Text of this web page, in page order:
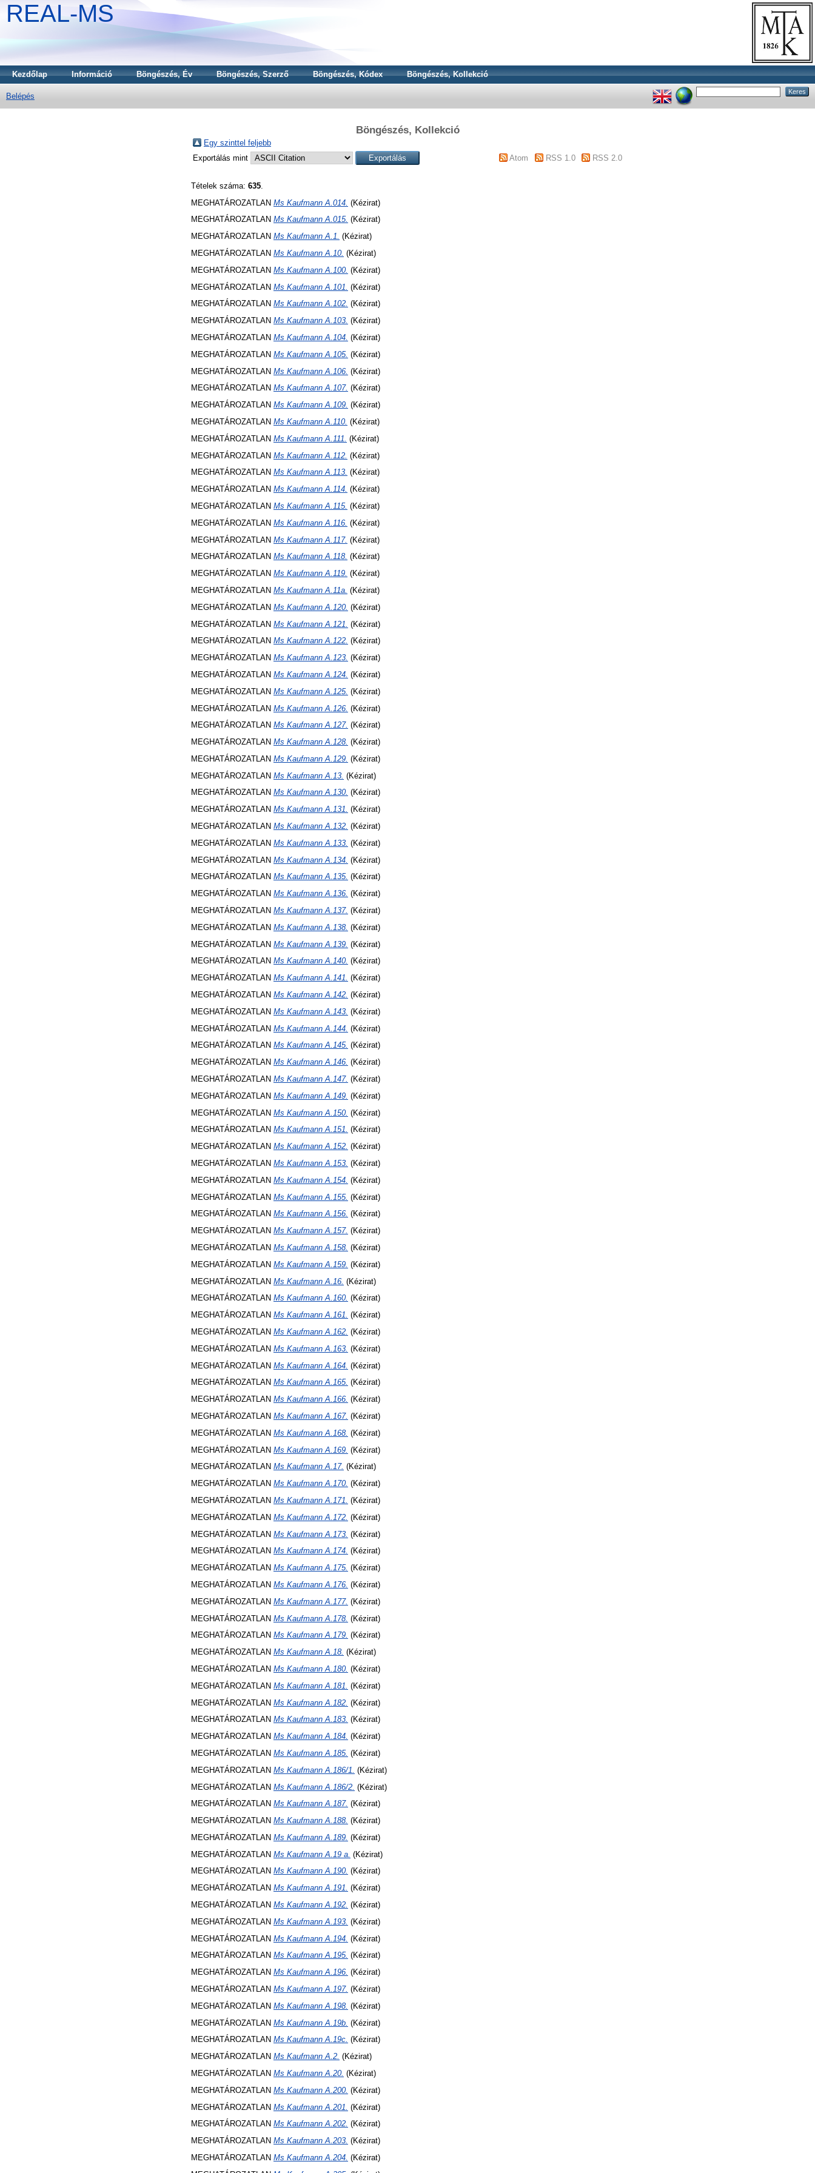
REAL-MS
Kezdőlap Információ Böngészés, Év Böngészés, Szerző Böngészés, Kódex Böngészés, Kollekció
Belépés
Böngészés, Kollekció
Egy szinttel feljebb
Exportálás mint
Atom RSS 1.0 RSS 2.0
Tételek száma: 635
MEGHATÁROZATLAN Ms Kaufmann A.014. (Kézirat)
MEGHATÁROZATLAN Ms Kaufmann A.015. (Kézirat)
MEGHATÁROZATLAN Ms Kaufmann A.1. (Kézirat)
MEGHATÁROZATLAN Ms Kaufmann A.10. (Kézirat)
MEGHATÁROZATLAN Ms Kaufmann A.100. (Kézirat)
MEGHATÁROZATLAN Ms Kaufmann A.101. (Kézirat)
MEGHATÁROZATLAN Ms Kaufmann A.102. (Kézirat)
MEGHATÁROZATLAN Ms Kaufmann A.103. (Kézirat)
MEGHATÁROZATLAN Ms Kaufmann A.104. (Kézirat)
MEGHATÁROZATLAN Ms Kaufmann A.105. (Kézirat)
MEGHATÁROZATLAN Ms Kaufmann A.106. (Kézirat)
MEGHATÁROZATLAN Ms Kaufmann A.107. (Kézirat)
MEGHATÁROZATLAN Ms Kaufmann A.109. (Kézirat)
MEGHATÁROZATLAN Ms Kaufmann A.110. (Kézirat)
MEGHATÁROZATLAN Ms Kaufmann A.111. (Kézirat)
MEGHATÁROZATLAN Ms Kaufmann A.112. (Kézirat)
MEGHATÁROZATLAN Ms Kaufmann A.113. (Kézirat)
MEGHATÁROZATLAN Ms Kaufmann A.114. (Kézirat)
MEGHATÁROZATLAN Ms Kaufmann A.115. (Kézirat)
MEGHATÁROZATLAN Ms Kaufmann A.116. (Kézirat)
MEGHATÁROZATLAN Ms Kaufmann A.117. (Kézirat)
MEGHATÁROZATLAN Ms Kaufmann A.118. (Kézirat)
MEGHATÁROZATLAN Ms Kaufmann A.119. (Kézirat)
MEGHATÁROZATLAN Ms Kaufmann A.11a. (Kézirat)
MEGHATÁROZATLAN Ms Kaufmann A.120. (Kézirat)
MEGHATÁROZATLAN Ms Kaufmann A.121. (Kézirat)
MEGHATÁROZATLAN Ms Kaufmann A.122. (Kézirat)
MEGHATÁROZATLAN Ms Kaufmann A.123. (Kézirat)
MEGHATÁROZATLAN Ms Kaufmann A.124. (Kézirat)
MEGHATÁROZATLAN Ms Kaufmann A.125. (Kézirat)
MEGHATÁROZATLAN Ms Kaufmann A.126. (Kézirat)
MEGHATÁROZATLAN Ms Kaufmann A.127. (Kézirat)
MEGHATÁROZATLAN Ms Kaufmann A.128. (Kézirat)
MEGHATÁROZATLAN Ms Kaufmann A.129. (Kézirat)
MEGHATÁROZATLAN Ms Kaufmann A.13. (Kézirat)
MEGHATÁROZATLAN Ms Kaufmann A.130. (Kézirat)
MEGHATÁROZATLAN Ms Kaufmann A.131. (Kézirat)
MEGHATÁROZATLAN Ms Kaufmann A.132. (Kézirat)
MEGHATÁROZATLAN Ms Kaufmann A.133. (Kézirat)
MEGHATÁROZATLAN Ms Kaufmann A.134. (Kézirat)
MEGHATÁROZATLAN Ms Kaufmann A.135. (Kézirat)
MEGHATÁROZATLAN Ms Kaufmann A.136. (Kézirat)
MEGHATÁROZATLAN Ms Kaufmann A.137. (Kézirat)
MEGHATÁROZATLAN Ms Kaufmann A.138. (Kézirat)
MEGHATÁROZATLAN Ms Kaufmann A.139. (Kézirat)
MEGHATÁROZATLAN Ms Kaufmann A.140. (Kézirat)
MEGHATÁROZATLAN Ms Kaufmann A.141. (Kézirat)
MEGHATÁROZATLAN Ms Kaufmann A.142. (Kézirat)
MEGHATÁROZATLAN Ms Kaufmann A.143. (Kézirat)
MEGHATÁROZATLAN Ms Kaufmann A.144. (Kézirat)
MEGHATÁROZATLAN Ms Kaufmann A.145. (Kézirat)
MEGHATÁROZATLAN Ms Kaufmann A.146. (Kézirat)
MEGHATÁROZATLAN Ms Kaufmann A.147. (Kézirat)
MEGHATÁROZATLAN Ms Kaufmann A.149. (Kézirat)
MEGHATÁROZATLAN Ms Kaufmann A.150. (Kézirat)
MEGHATÁROZATLAN Ms Kaufmann A.151. (Kézirat)
MEGHATÁROZATLAN Ms Kaufmann A.152. (Kézirat)
MEGHATÁROZATLAN Ms Kaufmann A.153. (Kézirat)
MEGHATÁROZATLAN Ms Kaufmann A.154. (Kézirat)
MEGHATÁROZATLAN Ms Kaufmann A.155. (Kézirat)
MEGHATÁROZATLAN Ms Kaufmann A.156. (Kézirat)
MEGHATÁROZATLAN Ms Kaufmann A.157. (Kézirat)
MEGHATÁROZATLAN Ms Kaufmann A.158. (Kézirat)
MEGHATÁROZATLAN Ms Kaufmann A.159. (Kézirat)
MEGHATÁROZATLAN Ms Kaufmann A.16. (Kézirat)
MEGHATÁROZATLAN Ms Kaufmann A.160. (Kézirat)
MEGHATÁROZATLAN Ms Kaufmann A.161. (Kézirat)
MEGHATÁROZATLAN Ms Kaufmann A.162. (Kézirat)
MEGHATÁROZATLAN Ms Kaufmann A.163. (Kézirat)
MEGHATÁROZATLAN Ms Kaufmann A.164. (Kézirat)
MEGHATÁROZATLAN Ms Kaufmann A.165. (Kézirat)
MEGHATÁROZATLAN Ms Kaufmann A.166. (Kézirat)
MEGHATÁROZATLAN Ms Kaufmann A.167. (Kézirat)
MEGHATÁROZATLAN Ms Kaufmann A.168. (Kézirat)
MEGHATÁROZATLAN Ms Kaufmann A.169. (Kézirat)
MEGHATÁROZATLAN Ms Kaufmann A.17. (Kézirat)
MEGHATÁROZATLAN Ms Kaufmann A.170. (Kézirat)
MEGHATÁROZATLAN Ms Kaufmann A.171. (Kézirat)
MEGHATÁROZATLAN Ms Kaufmann A.172. (Kézirat)
MEGHATÁROZATLAN Ms Kaufmann A.173. (Kézirat)
MEGHATÁROZATLAN Ms Kaufmann A.174. (Kézirat)
MEGHATÁROZATLAN Ms Kaufmann A.175. (Kézirat)
MEGHATÁROZATLAN Ms Kaufmann A.176. (Kézirat)
MEGHATÁROZATLAN Ms Kaufmann A.177. (Kézirat)
MEGHATÁROZATLAN Ms Kaufmann A.178. (Kézirat)
MEGHATÁROZATLAN Ms Kaufmann A.179. (Kézirat)
MEGHATÁROZATLAN Ms Kaufmann A.18. (Kézirat)
MEGHATÁROZATLAN Ms Kaufmann A.180. (Kézirat)
MEGHATÁROZATLAN Ms Kaufmann A.181. (Kézirat)
MEGHATÁROZATLAN Ms Kaufmann A.182. (Kézirat)
MEGHATÁROZATLAN Ms Kaufmann A.183. (Kézirat)
MEGHATÁROZATLAN Ms Kaufmann A.184. (Kézirat)
MEGHATÁROZATLAN Ms Kaufmann A.185. (Kézirat)
MEGHATÁROZATLAN Ms Kaufmann A.186/1. (Kézirat)
MEGHATÁROZATLAN Ms Kaufmann A.186/2. (Kézirat)
MEGHATÁROZATLAN Ms Kaufmann A.187. (Kézirat)
MEGHATÁROZATLAN Ms Kaufmann A.188. (Kézirat)
MEGHATÁROZATLAN Ms Kaufmann A.189. (Kézirat)
MEGHATÁROZATLAN Ms Kaufmann A.19 a. (Kézirat)
MEGHATÁROZATLAN Ms Kaufmann A.190. (Kézirat)
MEGHATÁROZATLAN Ms Kaufmann A.191. (Kézirat)
MEGHATÁROZATLAN Ms Kaufmann A.192. (Kézirat)
MEGHATÁROZATLAN Ms Kaufmann A.193. (Kézirat)
MEGHATÁROZATLAN Ms Kaufmann A.194. (Kézirat)
MEGHATÁROZATLAN Ms Kaufmann A.195. (Kézirat)
MEGHATÁROZATLAN Ms Kaufmann A.196. (Kézirat)
MEGHATÁROZATLAN Ms Kaufmann A.197. (Kézirat)
MEGHATÁROZATLAN Ms Kaufmann A.198. (Kézirat)
MEGHATÁROZATLAN Ms Kaufmann A.19b. (Kézirat)
MEGHATÁROZATLAN Ms Kaufmann A.19c. (Kézirat)
MEGHATÁROZATLAN Ms Kaufmann A.2. (Kézirat)
MEGHATÁROZATLAN Ms Kaufmann A.20. (Kézirat)
MEGHATÁROZATLAN Ms Kaufmann A.200. (Kézirat)
MEGHATÁROZATLAN Ms Kaufmann A.201. (Kézirat)
MEGHATÁROZATLAN Ms Kaufmann A.202. (Kézirat)
MEGHATÁROZATLAN Ms Kaufmann A.203. (Kézirat)
MEGHATÁROZATLAN Ms Kaufmann A.204. (Kézirat)